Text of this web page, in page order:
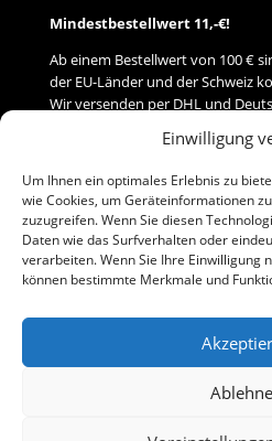
Einwilligung
Um Ihnen ein optimales Erlebnis zu
wie Cookies, um Geräteinformationen
zuzugreifen. Wenn Sie diesen
Daten wie das Surfverhalten oder
verarbeiten. Wenn Sie Ihre Einwilligung
können bestimmte Merkmale und
Mindestbestellwert 11,-€!
Ab einem Bestellwert von 100 €
der EU-Länder und der Schweiz
Wir versenden per DHL und
Versand
Zahlung
Baumann
Telefon (0 91 61) 33 84